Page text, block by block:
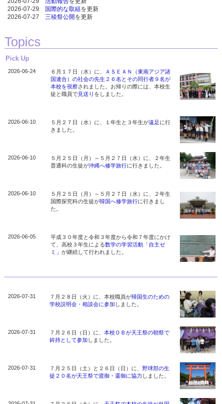
Topics
Pick Up
2026-06-24 ６月１７日（水）に、
ＡＳＥＡＮ（東南アジア諸
国連合）の社会の先生２６名とその同行者９名が
本校を視察されました。お帰りの際には、本校生
徒と職員で見送り をしました。
2026-06-10 ５月２７日（水）に、１年生と３年生が遠足に行
きました。
2026-06-10
５月２５日（月）～５月２７日（水）に、２年生
普通科の生徒が沖縄へ修学旅行に行きました。
2026-06-10
５月２５日（月）～５月２７日（水）に、２年生
国際探究科の生徒が韓国へ修学旅行に行きまし
た。
2026-06-05
平成３０年度と令和３年度から令和７年度にかけ
て、高校３年生による数学の学習活動「自主ゼ
ミ」 が継続して行われました。
2026-07-31 ７月２８日（火）に、本校職員が帰国生のための
学校説明会・相談会に参加 しました。
2026-07-31 ７月２６日（日）に、 本校ＯＢが天王祭の朝祭で
鉾持として参加 しました。
2026-07-31 ７月２５日（土）と２６日（日）に、 野球部の生
徒２０名が天王祭で渡御・還御に協力 しました。